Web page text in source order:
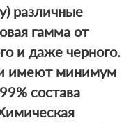
различные
гамма от
и даже черного.
имеют минимум
состава